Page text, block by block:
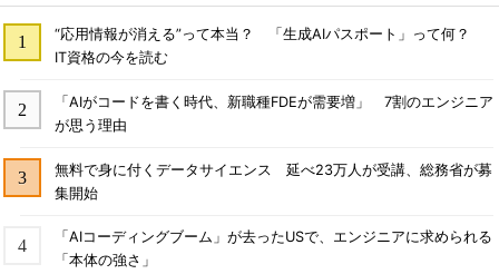
“応用情報が消える”って本当？ 「生成AIパスポート」って何？
IT資格の今を読む
「AIがコードを書く時代、新職種FDEが需要増」 7割のエンジニア
が思う理由
無料で身に付くデータサイエンス 延べ23万人が受講、総務省が募
集開始
「AIコーディングブーム」が去ったUSで、エンジニアに求められる
「本体の強さ」